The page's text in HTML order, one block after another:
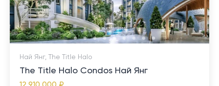
Най Янг, The Title Halo
The Title Halo Condos Най Янг